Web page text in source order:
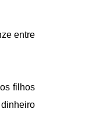
entre
filhos